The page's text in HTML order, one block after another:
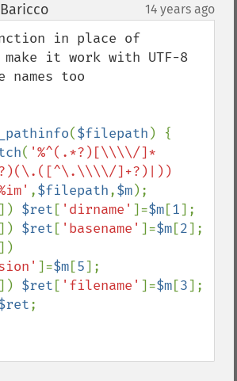
¶ 14 years ago
in place of
it work with UTF-8
names too
($filepath ) {
( '%^(.*?)[\\\\/]*
]+?)|))
,$filepath,$m);
]) $ret [ 'dirname' ]=$m[1];
]) $ret [ 'basename' ]=$m[2];
]=$m[5];
]) $ret [ 'filename' ]=$m[3];
;